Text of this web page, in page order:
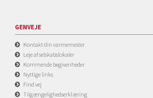
GENVEJE
Kontakt din varmemester
Leje af selskabslokaler
Kommende begivenheder
Nyttige links
Find vej
Tilgængelighedserklæring